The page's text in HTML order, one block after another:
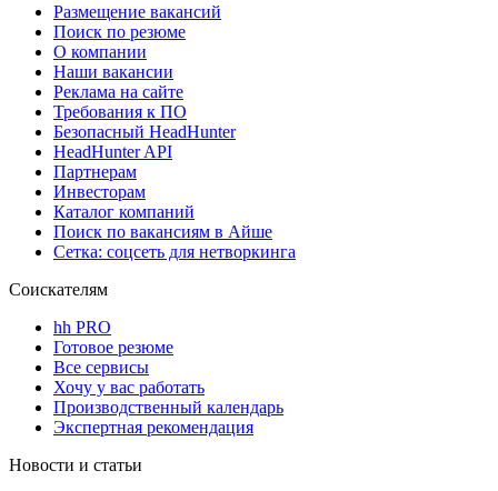
Размещение вакансий
Поиск по резюме
О компании
Наши вакансии
Реклама на сайте
Требования к ПО
Безопасный HeadHunter
HeadHunter API
Партнерам
Инвесторам
Каталог компаний
Поиск по вакансиям в Айше
Сетка: соцсеть для нетворкинга
Соискателям
hh PRO
Готовое резюме
Все сервисы
Хочу у вас работать
Производственный календарь
Экспертная рекомендация
Новости и статьи